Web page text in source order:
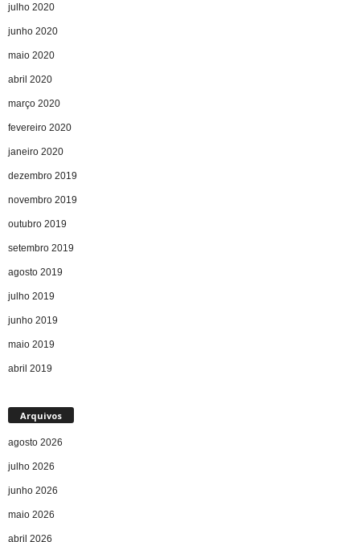
julho 2020
junho 2020
maio 2020
abril 2020
março 2020
fevereiro 2020
janeiro 2020
dezembro 2019
novembro 2019
outubro 2019
setembro 2019
agosto 2019
julho 2019
junho 2019
maio 2019
abril 2019
Arquivos
agosto 2026
julho 2026
junho 2026
maio 2026
abril 2026